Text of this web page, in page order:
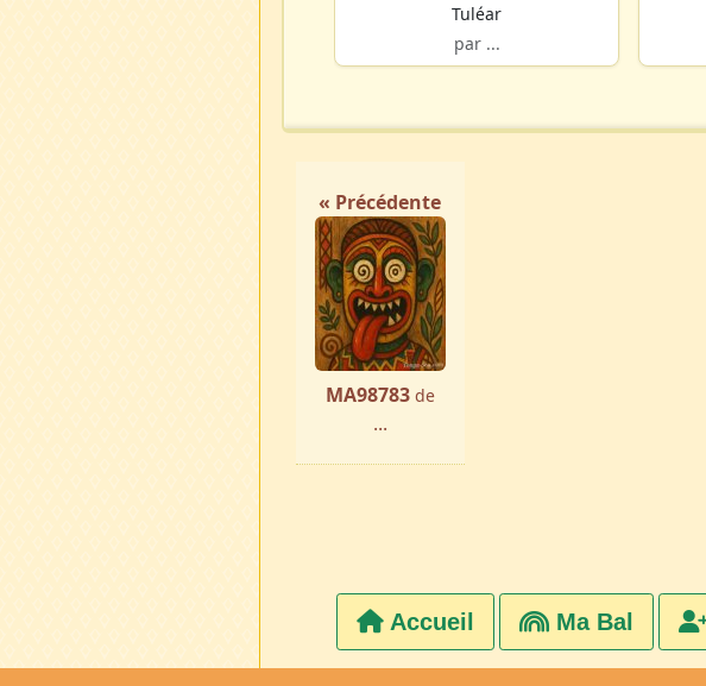
Tuléar
par ...
« Précédente
MA98783 de
...
Accueil Ma Bal